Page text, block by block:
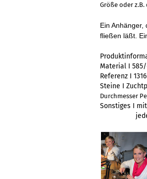
Größe oder
Ein
fließen läßt.
Material I
Referenz I 1316
Steine I
Durchmesser
Sonstiges I
​jede